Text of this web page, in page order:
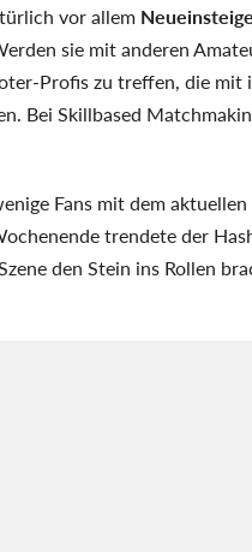
vor allem
sie mit anderen
Profis zu treffen, die
Bei Skillbased
Fans mit dem
trendete der
den Stein ins Rollen